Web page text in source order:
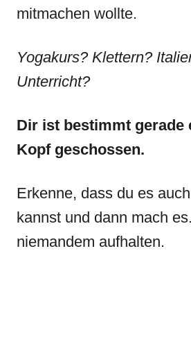
mitmachen wollte.
Yogakurs? Klettern?
Unterricht?
Dir ist bestimmt gerade
Kopf geschossen.
Erkenne, dass du es
kannst und dann mach
niemandem aufhalten.